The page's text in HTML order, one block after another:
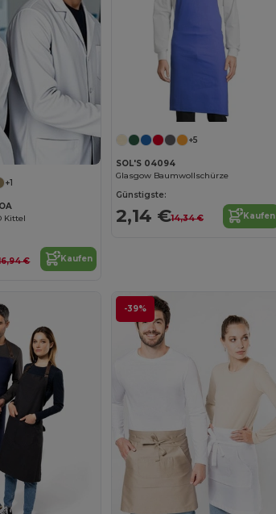
+1
Kittel
€ Kaufen
+5
SOL'S 04094
Glasgow Baumwollschürze
Günstigste:
2,14 €14,34 € Kaufen
-39%